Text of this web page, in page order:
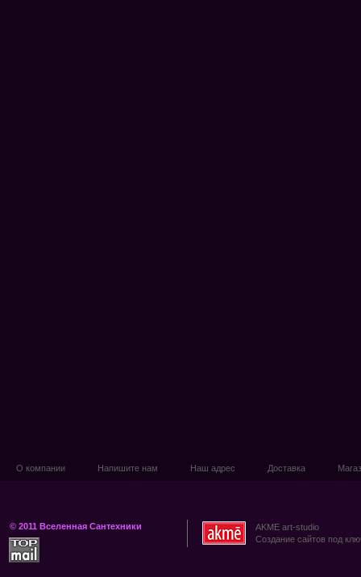
О компании Напишите нам Наш адрес Доставка
AKME art-studio
Создание сайтов под
© 2011 Вселенная Сантехники